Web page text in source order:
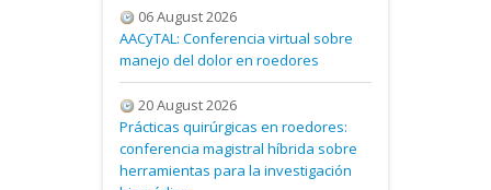
06 August 2026
AACyTAL: Conferencia virtual sobre
manejo del dolor en roedores
20 August 2026
Prácticas quirúrgicas en roedores:
conferencia magistral híbrida sobre
herramientas para la investigación